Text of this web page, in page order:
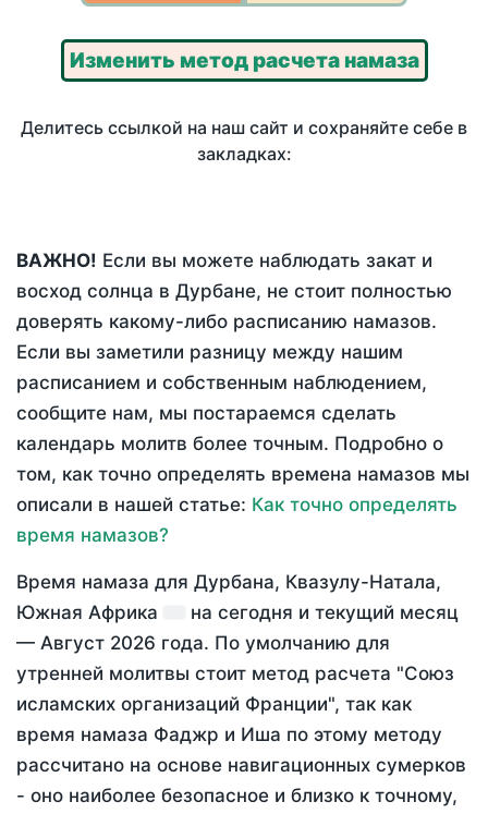
Изменить метод расчета намаза
Делитесь ссылкой на наш сайт и сохраняйте себе в
закладках:
ВАЖНО! Если вы можете наблюдать закат и
восход солнца в Дурбане, не стоит полностью
доверять какому-либо расписанию намазов.
Если вы заметили разницу между нашим
расписанием и собственным наблюдением,
сообщите нам, мы постараемся сделать
календарь молитв более точным. Подробно о
том, как точно определять времена намазов мы
описали в нашей статье: Как точно определять
время намазов?
Время намаза для Дурбана, Квазулу-Натала,
Южная Африка
на сегодня и текущий месяц
— Август 2026 года. По умолчанию для
утренней молитвы стоит метод расчета "Союз
исламских организаций Франции", так как
время намаза Фаджр и Иша по этому методу
рассчитано на основе навигационных сумерков
- оно наиболее безопасное и близко к точному,